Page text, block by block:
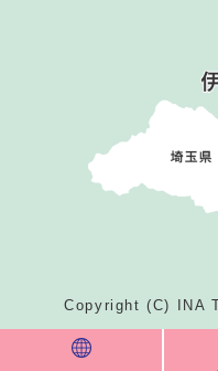
Copyright (C) INA